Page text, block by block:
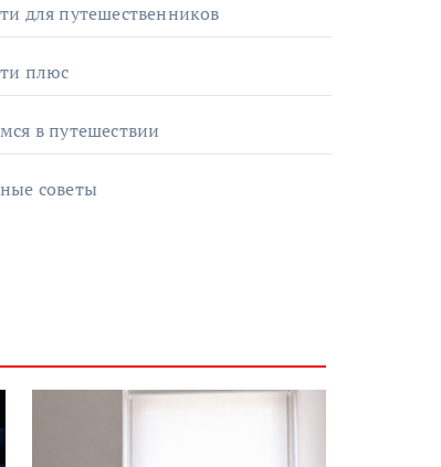
для путешественников
плюс
в путешествии
советы